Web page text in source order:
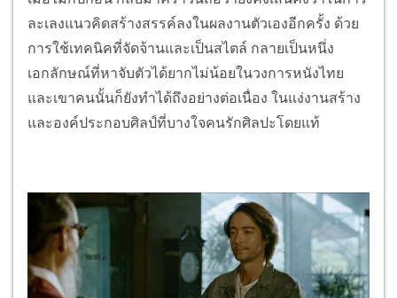
ละเลงแนวคิดสร้างสรรค์ลงในผลงานตัวเองอีกครั้ง ด้วย
การใช้เทคนิคที่จัดจ้านและเป็นสไตล์ กลายเป็นหนึ่ง
เอกลักษณ์ที่หาจับตัวได้ยากไม่น้อยในวงการหนังไทย
และเขาคนนั้นก็ยังทำได้ถึงอย่างต่อเนื่อง ในแง่งานสร้าง
และองค์ประกอบศิลป์ที่บางใจคนรักศิลปะโดยแท้